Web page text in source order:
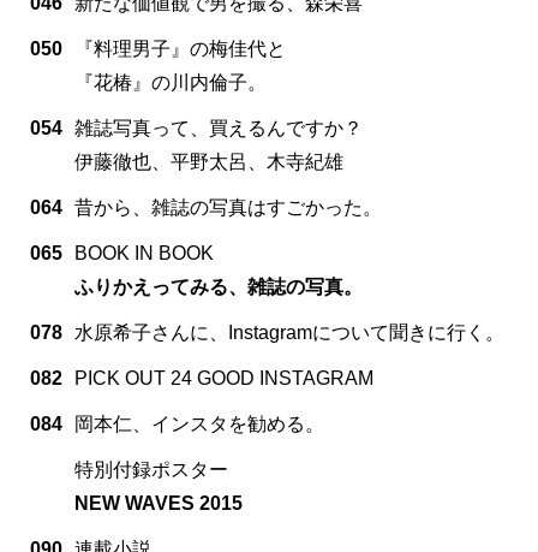
050
『料理男子』の梅佳代と
『花椿』の川内倫子。
054 雑誌写真って、買えるんですか？
伊藤徹也、平野太呂、木寺紀雄
064 昔から、雑誌の写真はすごかった。
065
BOOK IN BOOK
ふりかえってみる、雑誌の写真。
078 水原希子さんに、Instagramについて聞きに行く。
082 PICK OUT 24 GOOD INSTAGRAM
084 岡本仁、インスタを勧める。
特別付録ポスター
NEW WAVES 2015